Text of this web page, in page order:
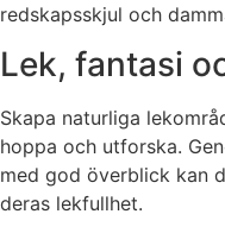
redskapsskjul och
Lek, fantasi
Skapa naturliga
hoppa och utforska.
med god överblick kan
deras lekfullhet.